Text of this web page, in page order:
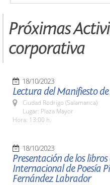
Próximas
corporativa
18/10/2023
Lectura del Manifiesto de
Ciudad Rodrigo (Salamanca)
Lugar: Plaza Mayor
Hora: 13:00 h.
18/10/2023
Presentación de los
Internacional de Poesía
Fernández Labrador